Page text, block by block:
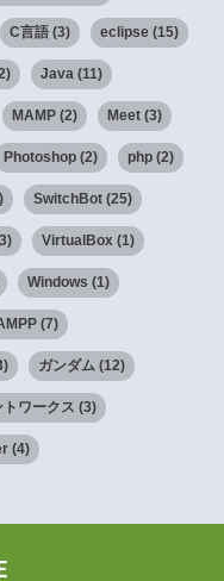
C言語(3) eclipse(15)
Java(11)
MAMP(2) Meet(3)
Photoshop(2) php(2)
SwitchBot(25)
VirtualBox(1)
Windows (1)
(7)
ガンダム(12)
トワークス (3)
(4)